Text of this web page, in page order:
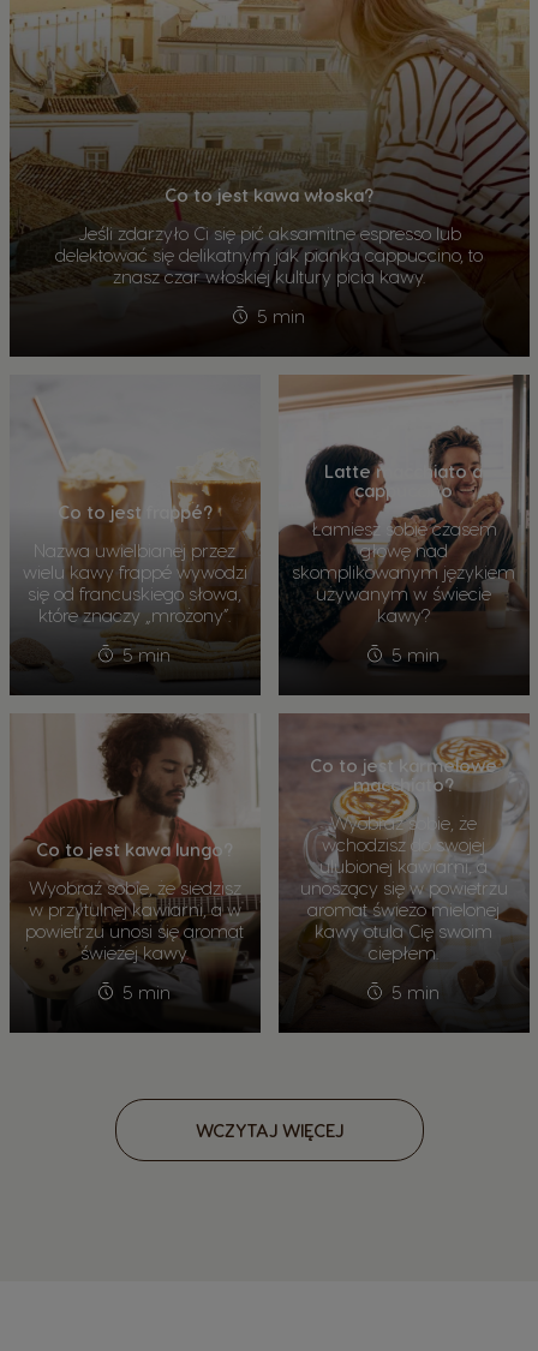
Co to jest kawa włoska?
Jeśli zdarzyło Ci się pić aksamitne espresso lub
delektować się delikatnym jak pianka cappuccino, to
znasz czar włoskiej kultury picia kawy.
5 min
Co to jest frappé?
Nazwa uwielbianej przez
wielu kawy frappé wywodzi
się od francuskiego słowa,
które znaczy „mrożony”.
5 min
Latte macchiato a
cappuccino
Łamiesz sobie czasem
głowę nad
skomplikowanym językiem
używanym w świecie
kawy?
5 min
Co to jest kawa lungo?
Wyobraź sobie, że siedzisz
w przytulnej kawiarni, a w
powietrzu unosi się aromat
świeżej kawy.
5 min
Co to jest karmelowe
macchiato?
Wyobraź sobie, że
wchodzisz do swojej
ulubionej kawiarni, a
unoszący się w powietrzu
aromat świeżo mielonej
kawy otula Cię swoim
ciepłem.
5 min
WCZYTAJ WIĘCEJ